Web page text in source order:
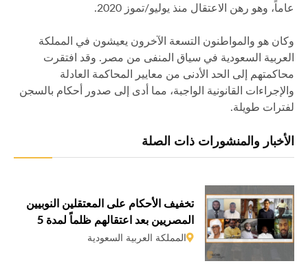
عاماً، وهو رهن الاعتقال منذ يوليو/تموز 2020.
وكان هو والمواطنون التسعة الآخرون يعيشون في المملكة
العربية السعودية في سياق المنفى من مصر. وقد افتقرت
محاكمتهم إلى الحد الأدنى من معايير المحاكمة العادلة
والإجراءات القانونية الواجبة، مما أدى إلى صدور أحكام بالسجن
لفترات طويلة.
الأخبار والمنشورات ذات الصلة
تخفيف الأحكام على المعتقلين النوبيين
المصريين بعد اعتقالهم ظلماً لمدة 5
سنوات
المملكة العربية السعودية